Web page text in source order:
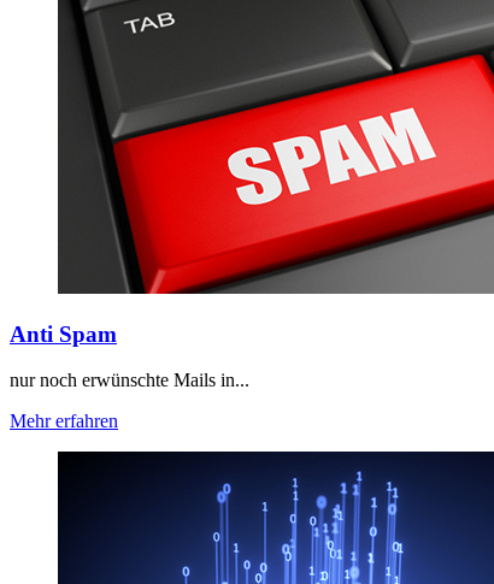
Anti Spam
nur noch erwünschte Mails in...
Mehr erfahren